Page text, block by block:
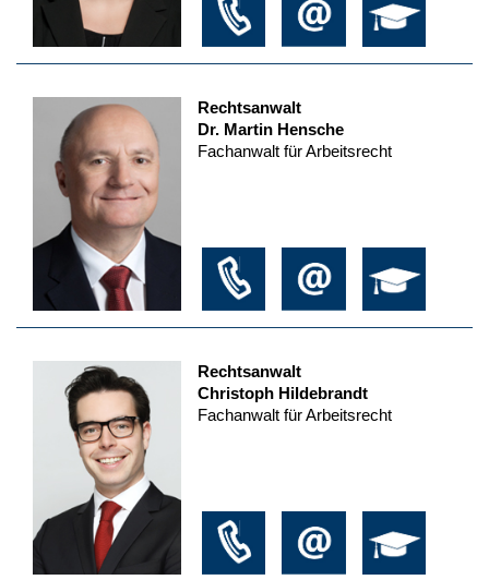
Rechtsanwalt
Dr. Martin Hensche
Fachanwalt für Arbeitsrecht
Rechtsanwalt
Christoph Hildebrandt
Fachanwalt für Arbeitsrecht